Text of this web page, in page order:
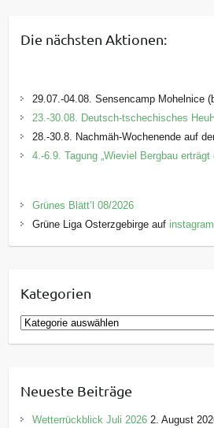
Die nächsten Aktionen:
29.07.-04.08. Sensencamp Mohelnice
23.-30.08. Deutsch-tschechisches
28.-30.8. Nachmäh-Wochenende auf
4.-6.9. Tagung „Wieviel Bergbau erträgt
Grünes Blätt’l 08/2026
Grüne Liga Osterzgebirge auf instagram
Kategorien
K
a
g
o
Neueste Beiträge
Wetterrückblick Juli 2026 2. August